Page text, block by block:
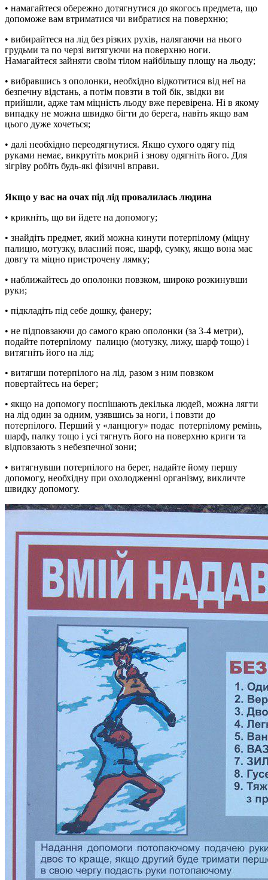
• намагайтеся обережно дотягнутися до якогось предмета, що
допоможе вам втриматися чи вибратися на поверхню;
• вибирайтеся на лід без різких рухів, налягаючи на нього
грудьми та по черзі витягуючи на поверхню ноги.
Намагайтеся зайняти своїм тілом найбільшу площу на льоду;
• вибравшись з ополонки, необхідно відкотитися від неї на
безпечну відстань, а потім повзти в той бік, звідки ви
прийшли, адже там міцність льоду вже перевірена. Ні в якому
випадку не можна швидко бігти до берега, навіть якщо вам
цього дуже хочеться;
• далі необхідно переодягнутися. Якщо сухого одягу під
руками немає, викрутіть мокрий і знову одягніть його. Для
зігріву робіть будь-які фізичні вправи.
Якщо у вас на очах під лід провалилась людина
• крикніть, що ви йдете на допомогу;
• знайдіть предмет, який можна кинути потерпілому (міцну
палицю, мотузку, власний пояс, шарф, сумку, якщо вона має
довгу та міцно пристрочену лямку;
• наближайтесь до ополонки повзком, широко розкинувши
руки;
• підкладіть під себе дошку, фанеру;
• не підповзаючи до самого краю ополонки (за 3-4 метри),
подайте потерпілому палицю (мотузку, лижу, шарф тощо) і
витягніть його на лід;
• витягши потерпілого на лід, разом з ним повзком
повертайтесь на берег;
• якщо на допомогу поспішають декілька людей, можна лягти
на лід один за одним, узявшись за ноги, і повзти до
потерпілого. Перший у «ланцюгу» подає потерпілому ремінь,
шарф, палку тощо і усі тягнуть його на поверхню криги та
відповзають з небезпечної зони;
• витягнувши потерпілого на берег, надайте йому першу
допомогу, необхідну при охолодженні організму, викличте
швидку допомогу.